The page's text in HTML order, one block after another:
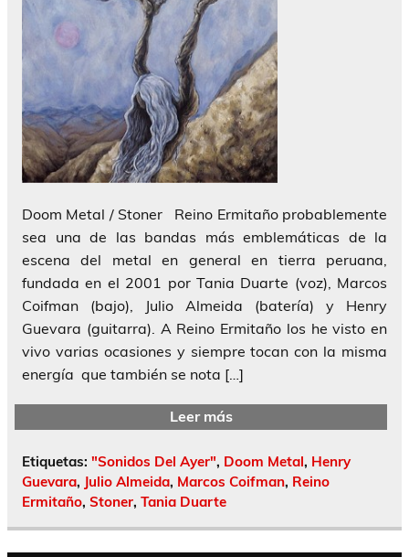
Doom Metal / Stoner Reino Ermitaño probablemente
sea una de las bandas más emblemáticas de la
escena del metal en general en tierra peruana,
fundada en el 2001 por Tania Duarte (voz), Marcos
Coifman (bajo), Julio Almeida (batería) y Henry
Guevara (guitarra). A Reino Ermitaño los he visto en
vivo varias ocasiones y siempre tocan con la misma
energía que también se nota […]
Leer más
Etiquetas: "Sonidos Del Ayer", Doom Metal, Henry
Guevara, Julio Almeida, Marcos Coifman, Reino
Ermitaño, Stoner, Tania Duarte